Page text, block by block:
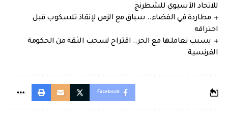
للاتحاد الآسيوي للشطرنج
مطاردة في الفضاء.. سباق مع الزمن لإنقاذ تلسكوب قبل
احتراقه
بسبب تعاملها مع الحر.. اقتراح لسحب الثقة من الحكومة
الفرنسية
Facebook